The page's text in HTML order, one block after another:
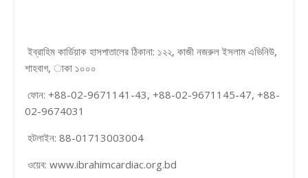
ইব্রাহিম কার্ডিয়াক হাসপাতালের ঠিকানা: ১২২, কাজী নজরুল ইসলাম এভিনিউ,
শাহবাগ, াকা ১০০০
ফোন: +88-02-9671141-43, +88-02-9671145-47, +88-
02-9674031
হটলাইন: 88-01713003004
ওয়েব: www.ibrahimcardiac.org.bd